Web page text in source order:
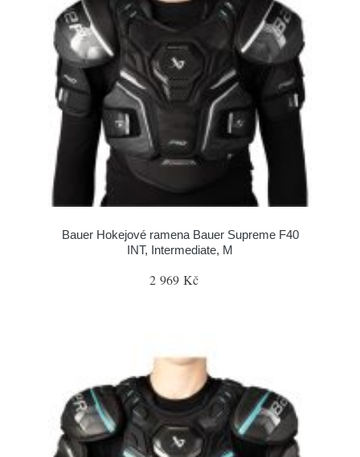
Bauer Hokejové ramena Bauer Supreme F40
INT, Intermediate, M
2 969 Kč